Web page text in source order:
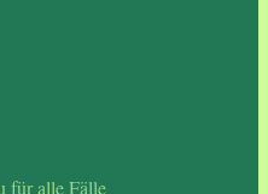
für alle Fälle